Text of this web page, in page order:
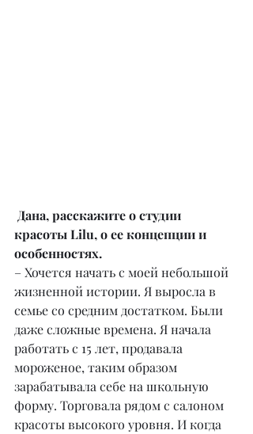
красоты Lilu, о ее концепции и
особенностях.
– Хочется начать с моей небольшой
жизненной истории. Я выросла в
семье со средним достатком. Были
даже сложные времена. Я начала
работать с 15 лет, продавала
мороженое, таким образом
зарабатывала себе на школьную
форму. Торговала рядом с салоном
красоты высокого уровня. И когда